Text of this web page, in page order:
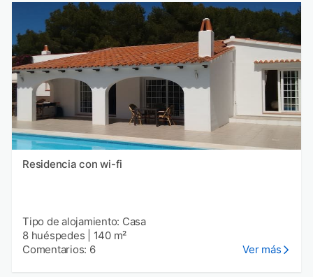
Residencia con wi-fi
Tipo de alojamiento: Casa
8 huéspedes
140 m²
Comentarios: 6
Ver más